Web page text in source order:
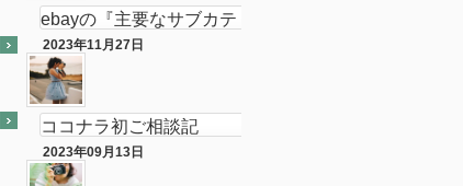
ebayの『主要なサブカテ
ゴリーの売れ筋』がカメ
ラである件
2023年11月27日
ebay
ココナラ初ご相談記
念！！（ebay中古フィル
ムカメラ輸出の相談をお
2023年09月13日
ココナラ